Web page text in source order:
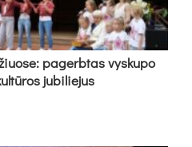
pa­gerb­tas vys­ku­po
ju­bi­lie­jus